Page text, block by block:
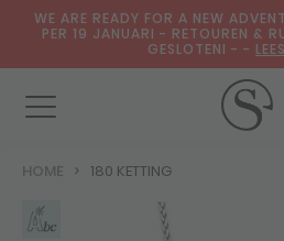
WE ARE READY FOR A NEW
PER 19 JANUARI - RETOUREN &
GESLOTENI - -
HOME 180 KETTING